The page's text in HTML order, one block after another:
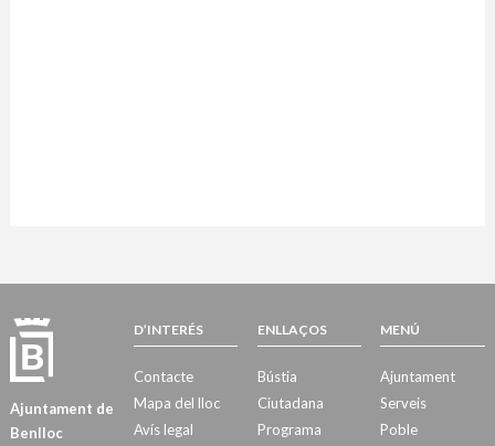
Ajuntament de
Benlloc
D’INTERÉS
Contacte
Mapa del lloc
Avís legal
ENLLAÇOS
Bústia
Ciutadana
Programa
MENÚ
Ajuntament
Serveis
Poble